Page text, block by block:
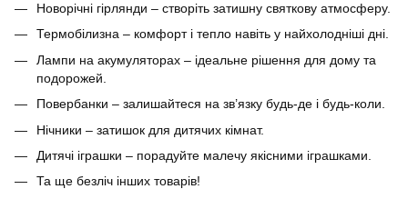
Новорічні гірлянди – створіть затишну святкову атмосферу.
Термобілизна – комфорт і тепло навіть у найхолодніші дні.
Лампи на акумуляторах – ідеальне рішення для дому та
подорожей.
Повербанки – залишайтеся на зв’язку будь-де і будь-коли.
Нічники – затишок для дитячих кімнат.
Дитячі іграшки – порадуйте малечу якісними іграшками.
Та ще безліч інших товарів!